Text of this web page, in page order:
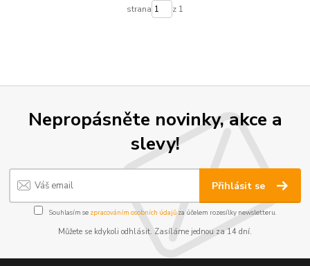
strana z 1
Nepropásněte novinky, akce a
slevy!
Přihlásit se
Souhlasím se zpracováním osobních údajůza účelem rozesílky newsletteru.
Můžete se kdykoli odhlásit. Zasíláme jednou za 14 dní.